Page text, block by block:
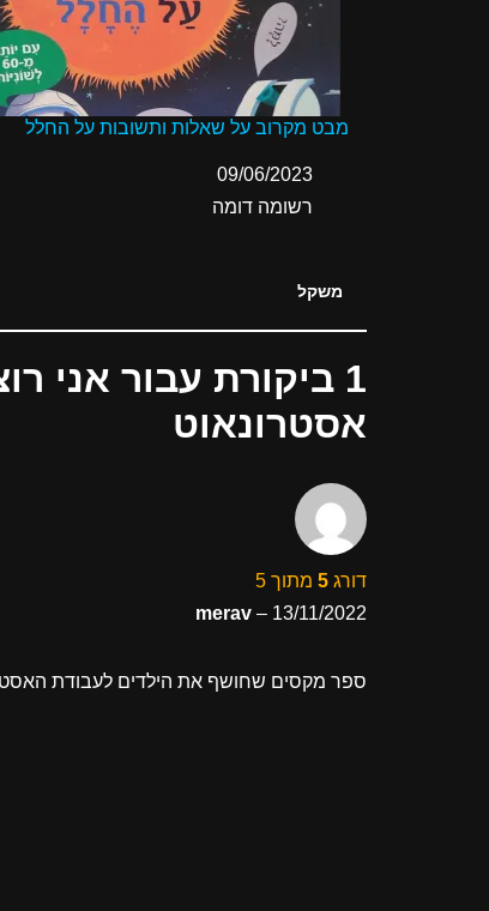
מבט מקרוב על שאלות ותשובות על החלל
תאריך09/06/2023
בהקשר ל-
רשומה דומה
משקל
1 ביקורת עבור
אני
אסטרונאוט
דורג 5 מתוך 5
merav – 13/11/2022
ספר מקסים שחושף את הילדים לעבודת